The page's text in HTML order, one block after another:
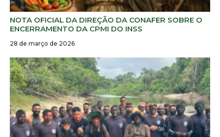
NOTA OFICIAL DA DIREÇÃO DA CONAFER SOBRE O
ENCERRAMENTO DA CPMI DO INSS
28 de março de 2026